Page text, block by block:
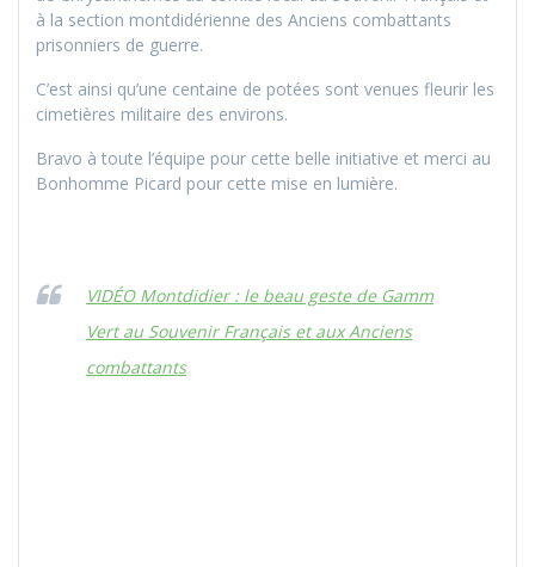
à la section montdidérienne des Anciens combattants
prisonniers de guerre.
C’est ainsi qu’une centaine de potées sont venues fleurir les
cimetières militaire des environs.
Bravo à toute l’équipe pour cette belle initiative et merci au
Bonhomme Picard pour cette mise en lumière.
VIDÉO Montdidier : le beau geste de Gamm
Vert au Souvenir Français et aux Anciens
combattants